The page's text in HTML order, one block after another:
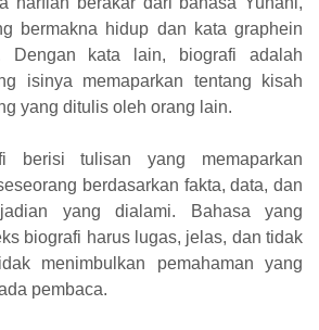
bermakna hidup dan kata graphein
Dengan kata lain, biografi adalah
isinya memaparkan tentang kisah
yang ditulis oleh orang lain.
berisi tulisan yang memaparkan
berdasarkan fakta, data, dan
yang dialami. Bahasa yang
biografi harus lugas, jelas, dan tidak
menimbulkan pemahaman yang
pembaca.